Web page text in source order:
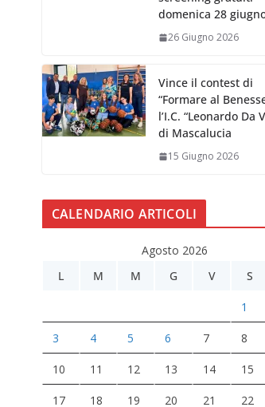
domenica 28
26 Giugno 2026
Vince il contest di
“Formare al
l’I.C. “Leonardo Da
di Mascalucia
15 Giugno 2026
CALENDARIO ARTICOLI
Agosto 2026
L
M M G V S
1
3 4 5 6 7 8
10 11 12 13 14 15
17 18 19 20 21 22